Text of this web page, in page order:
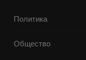
Политика
Общество